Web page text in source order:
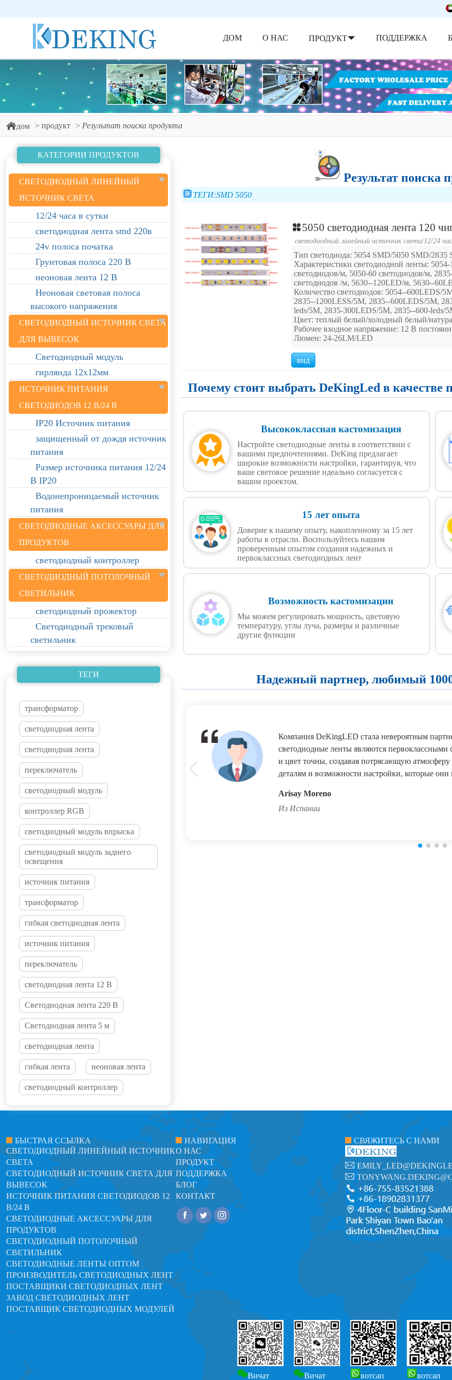
ДОМ О НАС ПРОДУКТ ПОДДЕРЖКА
дом продукт Результат поиска продукта
КАТЕГОРИИ ПРОДУКТОВ
СВЕТОДИОДНЫЙ ЛИНЕЙНЫЙ
ИСТОЧНИК СВЕТА
12/24 часа в сутки
светодиодная лента smd 220в
24v полоса початка
Грунтовая полоса 220 В
неоновая лента 12 В
Неоновая световая полоса
высокого напряжения
СВЕТОДИОДНЫЙ ИСТОЧНИК СВЕТА
ДЛЯ ВЫВЕСОК
Светодиодный модуль
гирлянда 12х12мм
ИСТОЧНИК ПИТАНИЯ
СВЕТОДИОДОВ 12 В/24 В
IP20 Источник питания
защищенный от дождя источник
питания
Размер источника питания 12/24
В IP20
Водонепроницаемый источник
питания
СВЕТОДИОДНЫЕ АКСЕССУАРЫ ДЛЯ
ПРОДУКТОВ
светодиодный контроллер
СВЕТОДИОДНЫЙ ПОТОЛОЧНЫЙ
СВЕТИЛЬНИК
светодиодный прожектор
Светодиодный трековый
светильник
ТЕГИ
трансформатор
светодиодная лента
светодиодная лента
переключатель
светодиодный модуль
контроллер RGB
светодиодный модуль впрыска
светодиодный модуль заднего
освещения
источник питания
трансформатор
гибкая светодиодная лента
источник питания
переключатель
светодиодная лента 12 В
Светодиодная лента 220 В
Светодиодная лента 5 м
светодиодная лента
гибкая лента неоновая лента
светодиодный контроллер
Результат поиска
ТЕГИ:SMD 5050
5050 светодиодная лента 120
светодиодный линейный источник света/12/24
Тип светодиода: 5054 SMD/5050 SMD/2835
Характеристики светодиодной ленты:
светодиодов/м, 5050-60 светодиодов/м,
светодиодов /м, 5630--120LED/м, 5630--
Количество светодиодов: 5054--600LEDS/
2835--1200LESS/5M, 2835--600LEDS/5M,
leds/5M, 2835-300LEDS/5M, 2835--600-
Цвет: теплый белый/холодный белый/
Рабочее входное напряжение: 12 В
Люмен: 24-26LM/LED
вид
Почему стоит выбрать DeKingLed в качестве
Высококлассная кастомизация
Настройте светодиодные ленты в соответствии с
вашими предпочтениями. DeKing предлагает
широкие возможности настройки, гарантируя, что
ваше световое решение идеально согласуется с
вашим проектом.
15 лет опыта
Доверие к нашему опыту, накопленному за 15 лет
работы в отрасли. Воспользуйтесь нашим
проверенным опытом создания надежных и
первоклассных светодиодных лент
Возможность кастомизации
Мы можем регулировать мощность, цветовую
температуру, углы луча, размеры и различные
другие функции
Надежный партнер, любимый
Компания DeKingLED стала невероятным
светодиодные ленты являются первоклассными
и цвет точны, создавая потрясающую
деталям и возможности настройки, которые они
Arisay Moreno
Из Испании
БЫСТРАЯ ССЫЛКА
СВЕТОДИОДНЫЙ ЛИНЕЙНЫЙ ИСТОЧНИК
СВЕТА
СВЕТОДИОДНЫЙ ИСТОЧНИК СВЕТА ДЛЯ
ВЫВЕСОК
ИСТОЧНИК ПИТАНИЯ СВЕТОДИОДОВ 12
В/24 В
СВЕТОДИОДНЫЕ АКСЕССУАРЫ ДЛЯ
ПРОДУКТОВ
СВЕТОДИОДНЫЙ ПОТОЛОЧНЫЙ
СВЕТИЛЬНИК
СВЕТОДИОДНЫЕ ЛЕНТЫ ОПТОМ
ПРОИЗВОДИТЕЛЬ СВЕТОДИОДНЫХ ЛЕНТ
ПОСТАВЩИКИ СВЕТОДИОДНЫХ ЛЕНТ
ЗАВОД СВЕТОДИОДНЫХ ЛЕНТ
ПОСТАВЩИК СВЕТОДИОДНЫХ МОДУЛЕЙ
НАВИГАЦИЯ
О НАС
ПРОДУКТ
ПОДДЕРЖКА
БЛОГ
КОНТАКТ
СВЯЖИТЕСЬ С НАМИ
Вичат Вичат вотсап вотсап